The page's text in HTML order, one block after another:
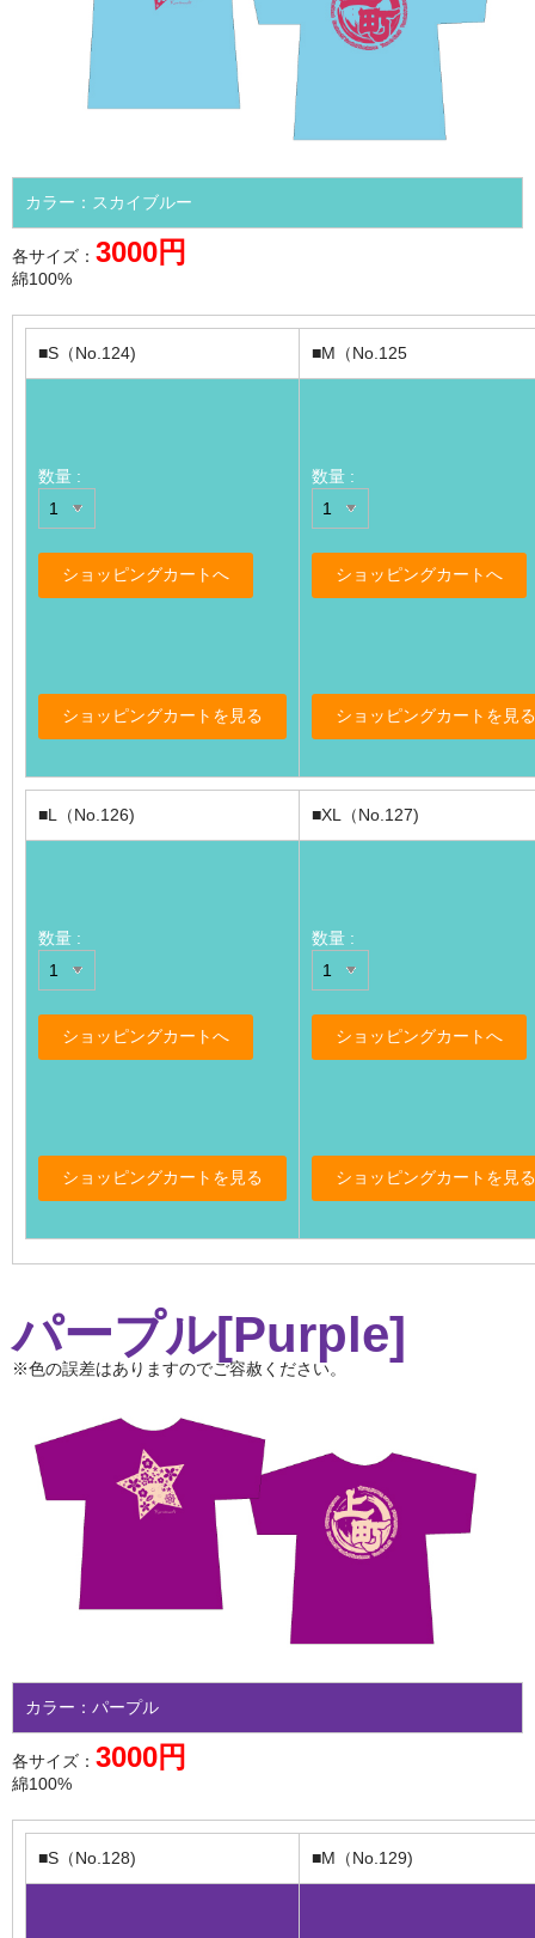
カラー：スカイブルー
各サイズ： 3000円
綿100%
■S（No.124) ■M（No.125
数量 : 数量 :
■L（No.126) ■XL（No.127)
数量 : 数量 :
パープル[Purple]
※色の誤差はありますのでご容赦ください。
カラー：パープル
各サイズ： 3000円
綿100%
■S（No.128) ■M（No.129)